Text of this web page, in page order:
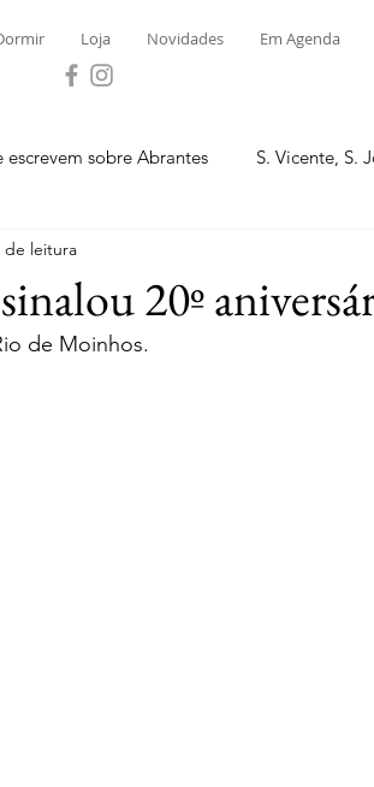
Loja Novidades Em Agenda
escrevem sobre Abrantes S. Vicente, S.
Bemposta
e Vale das Mós
20º
de leitura
de Moinhos.